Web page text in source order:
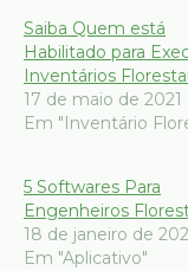
Saiba Quem está
Habilitado para
Inventários
17 de maio de 2021
Em "Inventário
5 Softwares Para
Engenheiros
18 de janeiro de
Em "Aplicativo"